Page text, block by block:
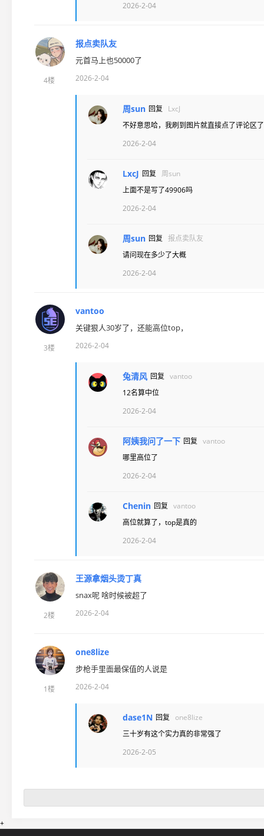
2026-2-04
4楼
报点卖队友
元首马上也50000了
2026-2-04
周sun 回复
LxcJ
不好意思哈，我刷到图片就直接点了评论区
2026-2-04
LxcJ 回复
周sun
上面不是写了49906吗
2026-2-04
周sun 回复 报点卖队友
请问现在多少了大概
2026-2-04
3楼
vantoo
关键狠人30岁了，还能高位top，
2026-2-04
兔清风 回复 vantoo
12名算中位
2026-2-04
阿姨我问了一下 回复 vantoo
哪里高位了
2026-2-04
Chenin 回复 vantoo
高位就算了，top是真的
2026-2-04
2楼
王源拿烟头烫丁真
snax呢 啥时候被超了
2026-2-04
1楼
one8lize
步枪手里面最保值的人说是
2026-2-04
dase1N 回复
one8lize
三十岁有这个实力真的非常强了
2026-2-05
+